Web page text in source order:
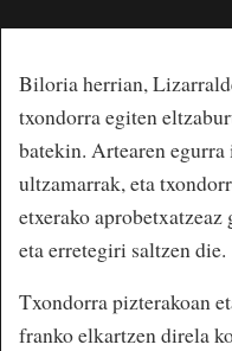
Biloria herrian,
txondorra egiten
batekin. Artearen
ultzamarrak, eta
etxerako
eta erretegiri saltzen die.
Txondorra pizterakoan
franko elkartzen direla